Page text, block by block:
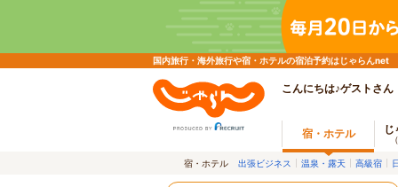
国内旅行・海外旅行や宿・ホテルの宿泊予約はじゃらんnet
こんにちは♪ゲストさん
宿・ホテル じ
宿・ホテル 出張ビジネス 温泉・露天 高級宿